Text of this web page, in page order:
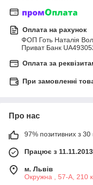
Оплата на рахунок
ФОП Готь Наталія
Приват Банк
Оплата за
При замовленні
Про нас
97% позитивних з 30
Працює з 11.11.2013
м. Львів
Окружна , 57-А, 210